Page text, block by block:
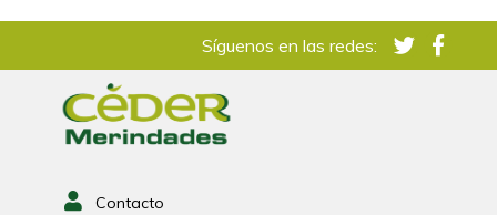
Síguenos en las redes:
Contacto